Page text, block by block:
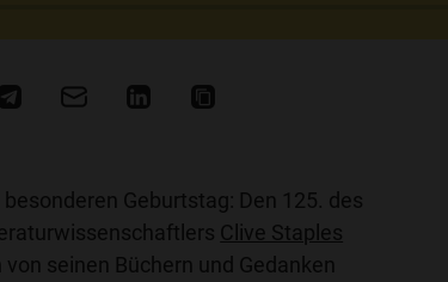
Geburtstag: Den 125. des
Clive Staples
von seinen Büchern und Gedanken